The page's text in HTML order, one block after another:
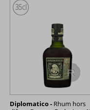
Diplomatico - Rhum hors